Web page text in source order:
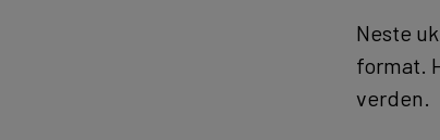
Neste
format.
verden.